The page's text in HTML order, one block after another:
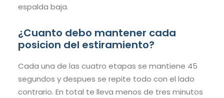
espalda baja.
¿Cuanto debo mantener cada
posicion del estiramiento?
Cada una de las cuatro etapas se mantiene 45
segundos y despues se repite todo con el lado
contrario. En total te lleva menos de tres minutos